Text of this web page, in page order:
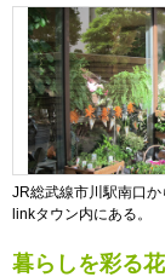
JR総武線市川駅南口
linkタウン内にある。
暮らしを彩る